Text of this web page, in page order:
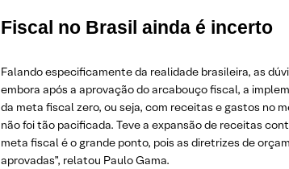
Fiscal no Brasil ainda é incerto
Falando especificamente da realidade brasileira, as
embora após a aprovação do arcabouço fiscal, a
da meta fiscal zero, ou seja, com receitas e gastos no
não foi tão pacificada. Teve a expansão de receitas
meta fiscal é o grande ponto, pois as diretrizes de
aprovadas”, relatou Paulo Gama.